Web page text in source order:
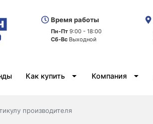
Время работы
Пн-Пт 9:00 - 18:00
Сб-Вс Выходной
Как купить Компания